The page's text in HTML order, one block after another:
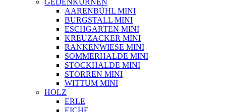
GEDENKURNEN
AARENBÜHL MINI
BURGSTALL MINI
ESCHGARTEN MINI
KREUZACKER MINI
RANKENWIESE MINI
SOMMERHALDE MINI
STOCKHALDE MINI
STORREN MINI
WITTUM MINI
HOLZ
ERLE
EICHE